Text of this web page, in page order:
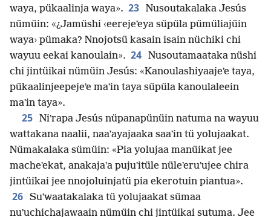
waya, pükaalinja waya». 23 Nusoutakalaka Jesús
nümüin: «¿Jamüshi ‹eerejeʼeya süpüla pümüliajüin
waya› pümaka? Nnojotsü kasain isain nüchiki chi
wayuu eekai kanoulain». 24 Nusoutamaataka nüshi
chi jintüikai nümüin Jesús: «Kanoulashiyaajeʼe taya,
pükaalinjeepejeʼe maʼin taya süpüla kanoulaleein
maʼin taya».
25 Niʼrapa Jesús nüpanapünüin natuma na wayuu
wattakana naalii, naaʼayajaaka saaʼin tü yolujaakat.
Nümakalaka sümüin: «Pia yolujaa manüikat jee
macheʼekat, anakajaʼa pujuʼitüle nüleʼeruʼujee chira
jintüikai jee nnojoluinjatü pia ekerotuin piantua».
26 Suʼwaatakalaka tü yolujaakat sümaa
nuʼuchichajawaain nümüin chi jintüikai sutuma. Jee